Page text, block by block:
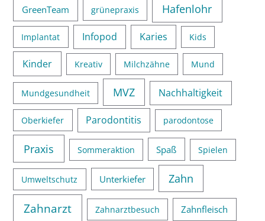
GreenTeam grünepraxis Hafenlohr
Implantat Infopod Karies Kids
Kinder Kreativ Milchzähne Mund
Mundgesundheit MVZ Nachhaltigkeit
Oberkiefer Parodontitis parodontose
Praxis Sommeraktion Spaß Spielen
Umweltschutz Unterkiefer Zahn
Zahnarzt Zahnarztbesuch Zahnfleisch